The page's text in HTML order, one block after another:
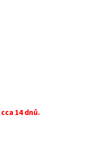
cca 14 dnů.